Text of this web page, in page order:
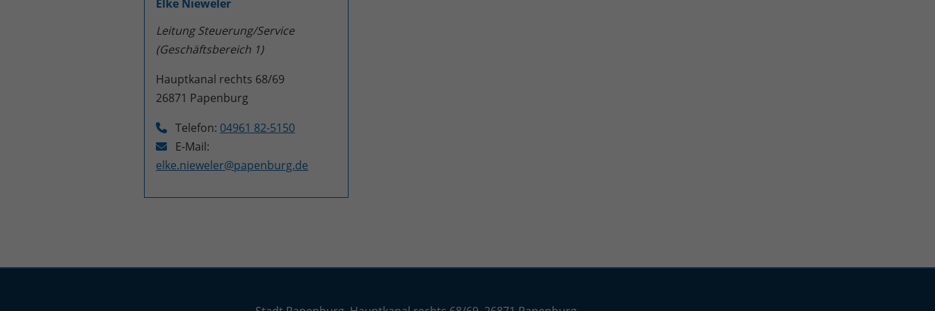
Elke Nieweler
Leitung Steuerung/Service
(Geschäftsbereich 1)
Hauptkanal rechts 68/69
26871 Papenburg
Telefon: 04961 82-5150
E-Mail:
elke.nieweler@papenburg.de